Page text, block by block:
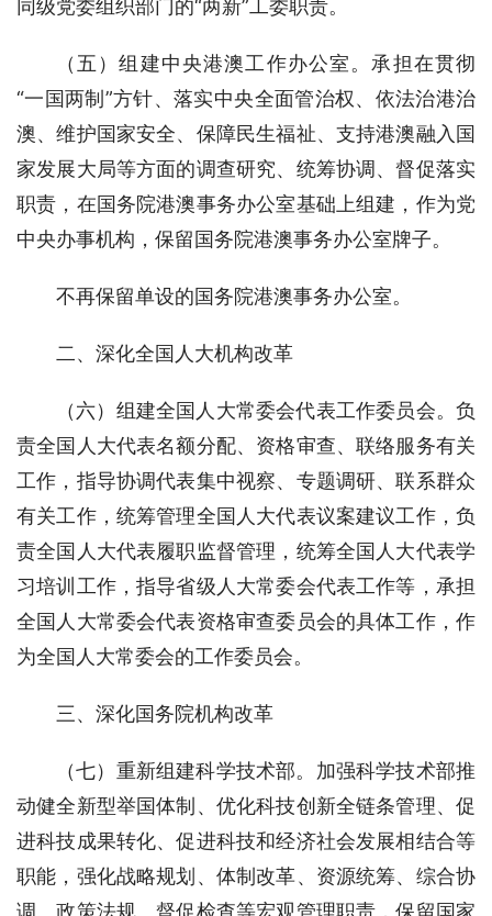
同级党委组织部门的“两新”工委职责。
（五）组建中央港澳工作办公室。承担在贯彻
“一国两制”方针、落实中央全面管治权、依法治港治
澳、维护国家安全、保障民生福祉、支持港澳融入国
家发展大局等方面的调查研究、统筹协调、督促落实
职责，在国务院港澳事务办公室基础上组建，作为党
中央办事机构，保留国务院港澳事务办公室牌子。
不再保留单设的国务院港澳事务办公室。
二、深化全国人大机构改革
（六）组建全国人大常委会代表工作委员会。负
责全国人大代表名额分配、资格审查、联络服务有关
工作，指导协调代表集中视察、专题调研、联系群众
有关工作，统筹管理全国人大代表议案建议工作，负
责全国人大代表履职监督管理，统筹全国人大代表学
习培训工作，指导省级人大常委会代表工作等，承担
全国人大常委会代表资格审查委员会的具体工作，作
为全国人大常委会的工作委员会。
三、深化国务院机构改革
（七）重新组建科学技术部。加强科学技术部推
动健全新型举国体制、优化科技创新全链条管理、促
进科技成果转化、促进科技和经济社会发展相结合等
职能，强化战略规划、体制改革、资源统筹、综合协
调、政策法规、督促检查等宏观管理职责，保留国家